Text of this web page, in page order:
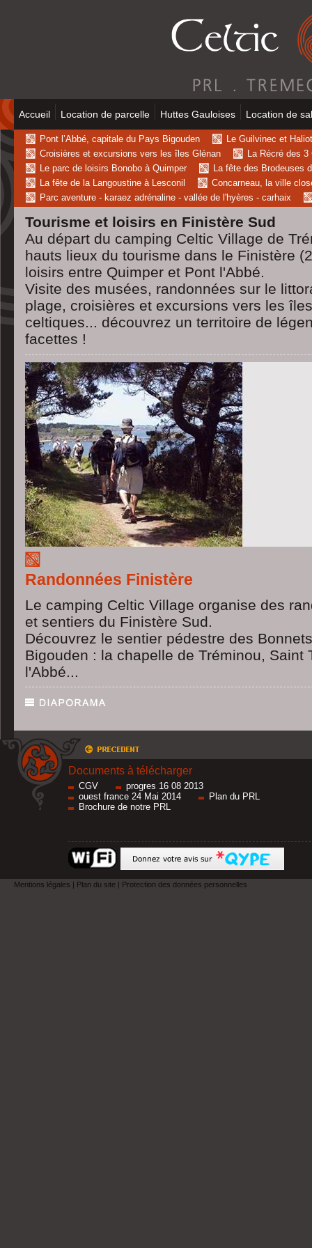
Accueil Location de parcelle Huttes Gauloises Location de
Pont l’Abbé, capitale du Pays Bigouden
Le Guilvinec et
Croisières et excursions vers les îles Glénan
La Récré des
Le parc de loisirs Bonobo à Quimper
La fête des Brodeuses
La fête de la Langoustine à Lesconil
Concarneau, la ville
Parc aventure - karaez adrénaline - vallée de l'hyères - carhaix
Tourisme et loisirs en Finistère Sud
Au départ du camping Celtic Village de
hauts lieux du tourisme dans le Finistère
loisirs entre Quimper et Pont l'Abbé.
Visite des musées, randonnées sur le
plage, croisières et excursions vers les
celtiques... découvrez un territoire de
facettes !
Randonnées Finistère
Le camping Celtic Village organise des
et sentiers du Finistère Sud.
Découvrez le sentier pédestre des
Bigouden : la chapelle de Tréminou, Saint
l'Abbé...
Documents à télécharger
CGV
progres 16 08 2013
ouest france 24 Mai 2014
Plan du PRL
Brochure de notre PRL
Mentions légales | Plan du site | Protection des données personnelles